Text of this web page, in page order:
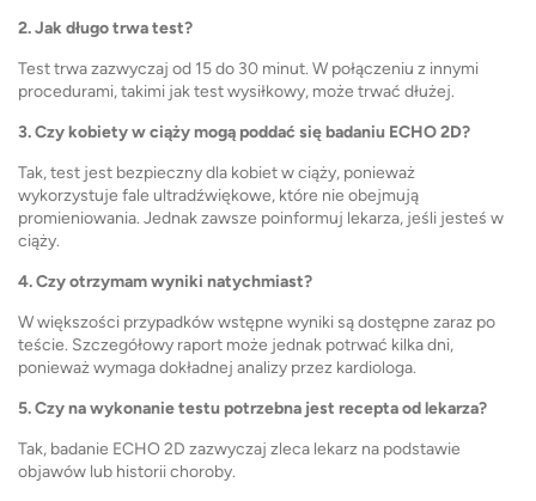
2. Jak długo trwa test?
Test trwa zazwyczaj od 15 do 30 minut. W połączeniu z innymi
procedurami, takimi jak test wysiłkowy, może trwać dłużej.
3. Czy kobiety w ciąży mogą poddać się badaniu ECHO 2D?
Tak, test jest bezpieczny dla kobiet w ciąży, ponieważ
wykorzystuje fale ultradźwiękowe, które nie obejmują
promieniowania. Jednak zawsze poinformuj lekarza, jeśli jesteś w
ciąży.
4. Czy otrzymam wyniki natychmiast?
W większości przypadków wstępne wyniki są dostępne zaraz po
teście. Szczegółowy raport może jednak potrwać kilka dni,
ponieważ wymaga dokładnej analizy przez kardiologa.
5. Czy na wykonanie testu potrzebna jest recepta od lekarza?
Tak, badanie ECHO 2D ​​zazwyczaj zleca lekarz na podstawie
objawów lub historii choroby.